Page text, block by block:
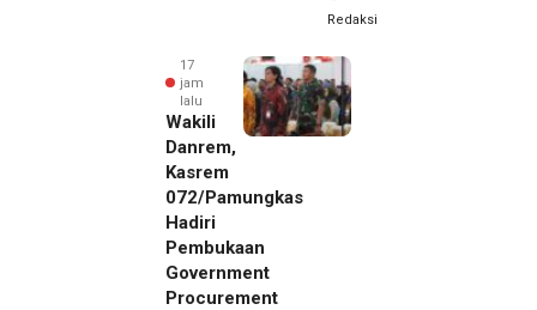
Redaksi
17
jam
lalu
Wakili
Danrem,
Kasrem
072/Pamungkas
Hadiri
Pembukaan
Government
Procurement